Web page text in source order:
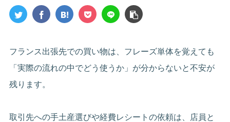
フランス出張先での買い物は、フレーズ単体を覚えても
「実際の流れの中でどう使うか」が分からないと不安が
残ります。
取引先への手土産選びや経費レシートの依頼は、店員と